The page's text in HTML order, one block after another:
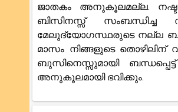
ജാതകം അനുകൂലമല്ല.
ബിസിനസ്സ് സംബന്ധിച്ച
മേലുദ്യോഗസ്ഥരുടെ നല്ല
മാസം നിങ്ങളുടെ
ബുസിനെസ്സുമായി
അനുകൂലമായി ഭവിക്കും.